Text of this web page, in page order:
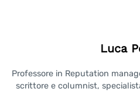
Luca
Professore in Reputation
scrittore e columnist,